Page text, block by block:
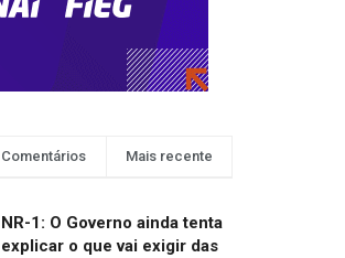
Comentários Mais recente
NR-1: O Governo ainda tenta
explicar o que vai exigir das